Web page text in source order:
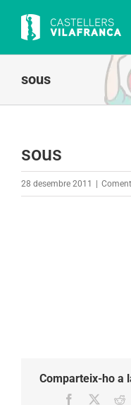
content
sous
sous
28 desembre 2011
Comparteix-ho a
Facebook